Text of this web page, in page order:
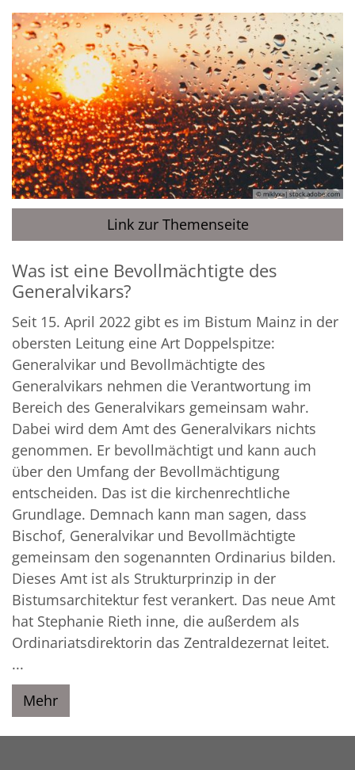
© miklyxa| stock.adobe.com
Link zur Themenseite
Was ist eine Bevollmächtigte des
Generalvikars?
Seit 15. April 2022 gibt es im Bistum Mainz in der
obersten Leitung eine Art Doppelspitze:
Generalvikar und Bevollmächtigte des
Generalvikars nehmen die Verantwortung im
Bereich des Generalvikars gemeinsam wahr.
Dabei wird dem Amt des Generalvikars nichts
genommen. Er bevollmächtigt und kann auch
über den Umfang der Bevollmächtigung
entscheiden. Das ist die kirchenrechtliche
Grundlage. Demnach kann man sagen, dass
Bischof, Generalvikar und Bevollmächtigte
gemeinsam den sogenannten Ordinarius bilden.
Dieses Amt ist als Strukturprinzip in der
Bistumsarchitektur fest verankert. Das neue Amt
hat Stephanie Rieth inne, die außerdem als
Ordinariatsdirektorin das Zentraldezernat leitet.
...
Mehr